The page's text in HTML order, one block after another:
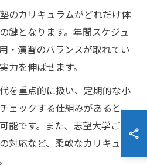
のカリキュラムがどれだけ体
鍵となります。年間スケジュ
・演習のバランスが取れてい
力を伸ばせます。
を重点的に扱い、定期的な小
ェックする仕組みがあると、
能です。また、志望大学ごと
対応など、柔軟なカリキュラ